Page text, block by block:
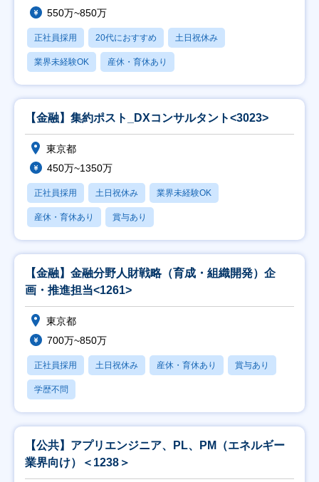
550万~850万
正社員採用 20代におすすめ 土日祝休み
業界未経験OK 産休・育休あり
【金融】集約ポスト_DXコンサルタント<3023>
東京都
450万~1350万
正社員採用 土日祝休み 業界未経験OK
産休・育休あり 賞与あり
【金融】金融分野人財戦略（育成・組織開発）企
画・推進担当<1261>
東京都
700万~850万
正社員採用 土日祝休み 産休・育休あり 賞与あり
学歴不問
【公共】アプリエンジニア、PL、PM（エネルギー
業界向け）＜1238＞